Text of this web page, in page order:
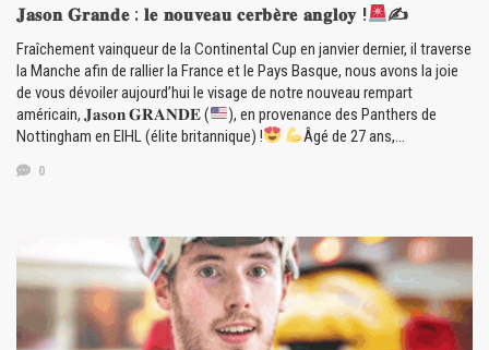
𝐉𝐚𝐬𝐨𝐧 𝐆𝐫𝐚𝐧𝐝𝐞 : 𝐥𝐞 𝐧𝐨𝐮𝐯𝐞𝐚𝐮 𝐜𝐞𝐫𝐛𝐞̀𝐫𝐞 𝐚𝐧𝐠𝐥𝐨𝐲 ! ✍
Fraîchement vainqueur de la Continental Cup en janvier dernier, il traverse
la Manche afin de rallier la France et le Pays Basque, nous avons la joie
de vous dévoiler aujourd’hui le visage de notre nouveau rempart
américain, 𝐉𝐚𝐬𝐨𝐧 𝐆𝐑𝐀𝐍𝐃𝐄 (
), en provenance des Panthers de
Nottingham en EIHL (élite britannique) !
Âgé de 27 ans,…
0